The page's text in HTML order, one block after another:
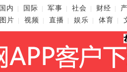
国内 国际 军事 社会 财经
图片 视频 直播 娱乐 体育